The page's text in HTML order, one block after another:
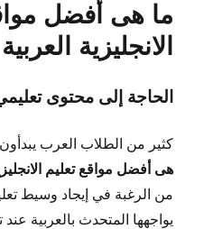
ما هى أفضل
الانجليزية
الحاجة إلى محتوى
كثير من الطلاب العرب
هى أفضل مواقع تعليم
من الرغبة في إيجاد وسيط
يواجهها المتحدث بالعربية عند